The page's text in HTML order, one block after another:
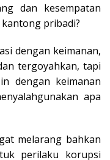
dan kesempatan
pribadi?
dengan keimanan,
tergoyahkan, tapi
dengan keimanan
apa
melarang bahkan
perilaku korupsi